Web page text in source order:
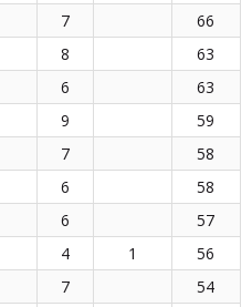
7
66
8
63
6
63
9
59
7
58
6
58
6
57
4 1
56
7
54